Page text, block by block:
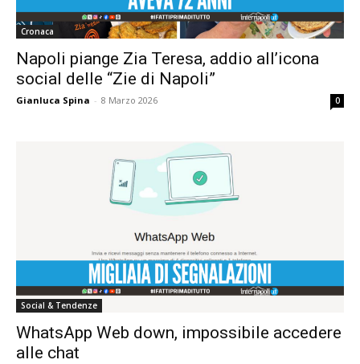
Cronaca
Napoli piange Zia Teresa, addio all’icona
social delle “Zie di Napoli”
Gianluca Spina - 8 Marzo 2026 0
Social & Tendenze
WhatsApp Web down, impossibile accedere
alle chat